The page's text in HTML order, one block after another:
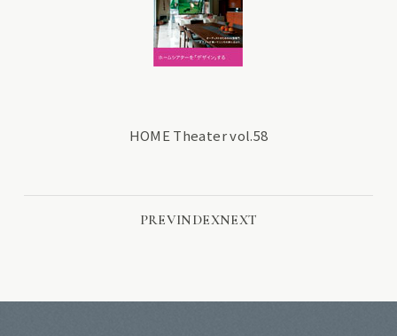
HOME Theater vol.58
PREVINDEXNEXT